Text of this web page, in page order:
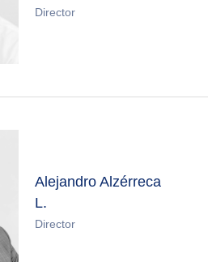
Director
Alejandro Alzérreca
L.
Director